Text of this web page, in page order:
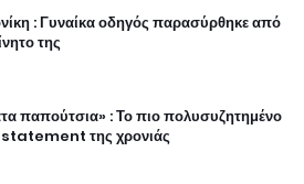
: Γυναίκα οδηγός παρασύρθηκε από
της
παπούτσια» : Το πιο πολυσυζητημένο
της χρονιάς